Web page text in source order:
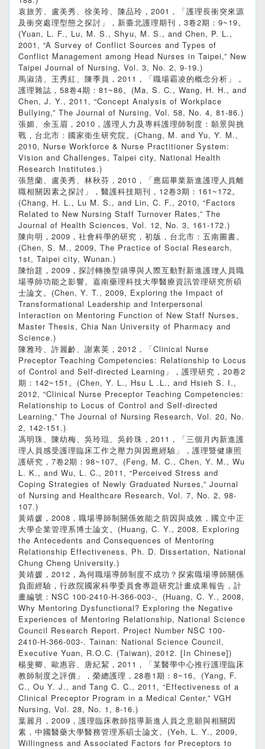
袁旅芳、盧美秀、徐美玲、陳品玲，2001，「護理長衝突來源
及衝突處理型態之探討」，新臺北護理期刊，3卷2期：9~19。
(Yuan, L. F., Lu, M. S., Shyu, M. S., and Chen, P. L.,
2001, “A Survey of Conflict Sources and Types of
Conflict Management among Head Nurses in Taipei,” New
Taipei Journal of Nursing, Vol. 3, No. 2, 9-19.)
馬淑清、王秀紅、陳季員，2011，「職場霸凌的概念分析」，
護理雜誌，58卷4期：81~86。(Ma, S. C., Wang, H. H., and
Chen, J. Y., 2011, “Concept Analysis of Workplace
Bullying,” The Journal of Nursing, Vol. 58, No. 4, 81-86.)
張媚、余玉眉，2010，護理人力及專科護理師制度：願景與挑
戰，台北市：國家衛生研究院。(Chang, M. and Yu, Y. M.,
2010, Nurse Workforce & Nurse Practitioner System:
Vision and Challenges, Taipei city, National Health
Research Institutes.)
張慧蘭、盧美秀、林秋芬，2010，「應屆畢業新進護理人員離
職相關因素之探討」，醫護科技期刊，12卷3期：161~172。
(Chang, H. L., Lu M. S., and Lin, C. F., 2010, “Factors
Related to New Nursing Staff Turnover Rates,” The
Journal of Health Sciences, Vol. 12, No. 3, 161-172.)
陳向明，2009，社會科學的研究，初版，台北市：五南圖書。
(Chen, S. M., 2009, The Practice of Social Research,
1st, Taipei city, Wunan.)
陳怡莛，2009，探討轉換型領導與人際互動對新進護理人員職
場導師功能之影響。嘉南藥理科技大學醫療資訊管理研究所碩
士論文。(Chen, Y. T., 2009, Exploring the Impact of
Transformational Leadership and Interpersonal
Interaction on Mentoring Function of New Staff Nurses,
Master Thesis, Chia Nan University of Pharmacy and
Science.)
陳雅玲、許麗齡、謝素英，2012，「Clinical Nurse
Preceptor Teaching Competencies: Relationship to Locus
of Control and Self-directed Learning」，護理研究，20卷2
期：142~151。(Chen, Y. L., Hsu L .L., and Hsieh S. I.,
2012, “Clinical Nurse Preceptor Teaching Competencies:
Relationship to Locus of Control and Self-directed
Learning,” The Journal of Nursing Research, Vol. 20, No.
2, 142-151.)
馮明珠、陳幼梅、吳玲琨、吳鈴珠，2011，「三個月內新進護
理人員感受護理臨床工作之壓力與因應經驗」，護理暨健康照
護研究，7卷2期：98~107。(Feng, M. C., Chen, Y. M., Wu
L. K., and Wu, L. C., 2011, “Perceived Stress and
Coping Strategies of Newly Graduated Nurses,” Journal
of Nursing and Healthcare Research, Vol. 7, No. 2, 98-
107.)
黃靖媛，2008，職場導師制關係效能之前因與成效，國立中正
大學企業管理系博士論文。(Huang, C. Y., 2008, Exploring
the Antecedents and Consequences of Mentoring
Relationship Effectiveness, Ph. D. Dissertation, National
Chung Cheng University.)
黃靖媛，2012，為何職場導師制度不成功？探索職場導師關係
負面經驗，行政院國家科學委員會專題研究計畫成果報告，計
畫編號：NSC 100-2410-H-366-003-。(Huang, C. Y., 2008,
Why Mentoring Dysfunctional? Exploring the Negative
Experiences of Mentoring Relationship, National Science
Council Research Report. Project Number NSC 100-
2410-H-366-003-. Tainan: National Science Council,
Executive Yuan, R.O.C. (Taiwan), 2012. [In Chinese])
楊斐卿、歐惠容、唐紀絜，2011，「某醫學中心推行護理臨床
教師制度之評價」，榮總護理，28卷1期：8~16。(Yang, F.
C., Ou Y. J., and Tang C. C., 2011, “Effectiveness of a
Clinical Preceptor Program in a Medical Center,” VGH
Nursing, Vol. 28, No. 1, 8-16.)
葉麗月，2009，護理臨床教師指導新進人員之意願與相關因
素，中國醫藥大學醫務管理系碩士論文。(Yeh, L. Y., 2009,
Willingness and Associated Factors for Preceptors to